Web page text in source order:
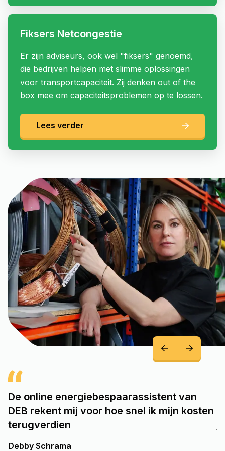
Fiksers Netcongestie
Er zijn adviseurs, ook wel "fiksers" genoemd,
die bedrijven helpen met slimme oplossingen
voor transportcapaciteit. Zij denken out of the
box mee om capaciteitsproblemen op te lossen.
Lees verder
Door je CV-installatie beter af te stellen
bespaar je al snel honderden euro's per
jaar
Frans Laseur